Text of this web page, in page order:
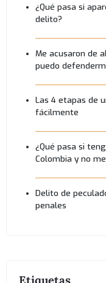
¿Qué pasa si
delito?
Me acusaron de
puedo
Las 4 etapas de
fácilmente
¿Qué pasa si
Colombia y no
Delito de
penales